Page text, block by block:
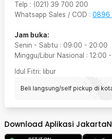
Telp : (021) 39 700 200
Whatsapp Sales / COD : 0896
Jam buka:
Senin - Sabtu : 09:00 - 20:00
Minggu/Libur Nasional : 12:00 -
Idul Fitri: libur
Beli langsung/self pickup di
Download Aplikasi